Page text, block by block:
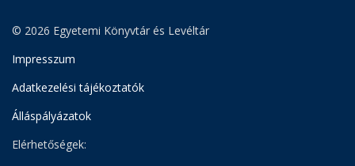
© 2026 Egyetemi Könyvtár és Levéltár
Impresszum
Adatkezelési tájékoztatók
Álláspályázatok
Elérhetőségek: